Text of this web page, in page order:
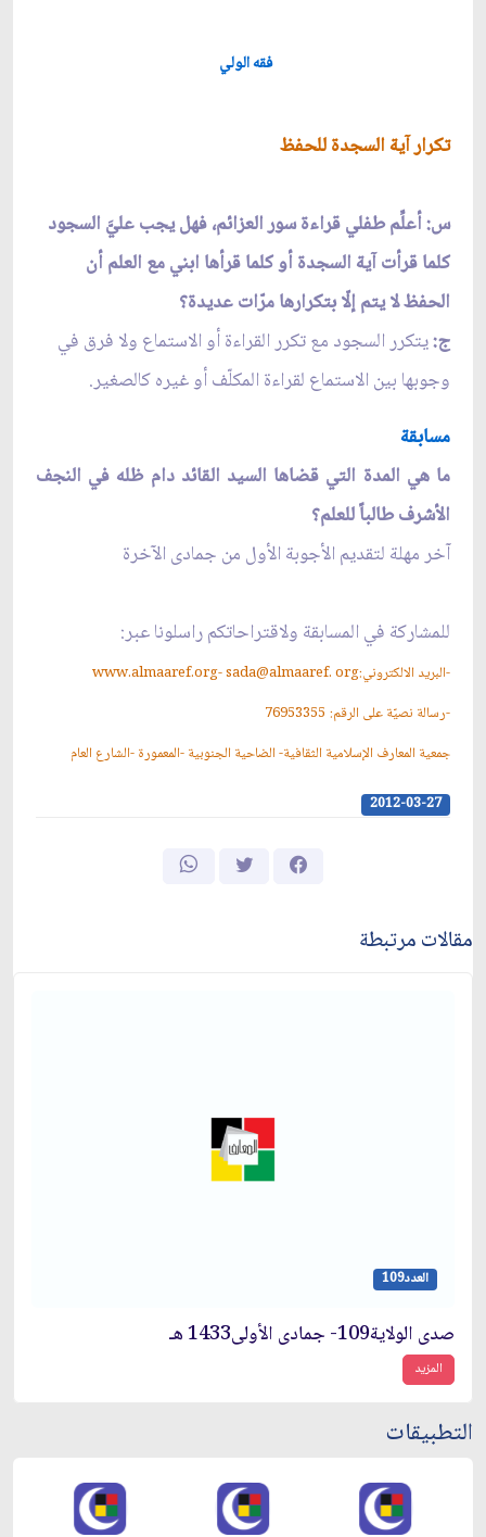
فقه الولي
تكرار آية السجدة للحفظ
س: أعلِّم طفلي قراءة سور العزائم، فهل يجب عليَّ السجود
كلما قرأت آية السجدة أو كلما قرأها ابني مع العلم أن
الحفظ لا يتم إلّا بتكرارها مرّات عديدة؟
ج:يتكرر السجود مع تكرر القراءة أو الاستماع ولا فرق في
وجوبها بين الاستماع لقراءة المكلّف أو غيره كالصغير.
مسابقة
ما هي المدة التي قضاها السيد القائد دام ظله في النجف
الأشرف طالباً للعلم؟
آخر مهلة لتقديم الأجوبة الأول من جمادى الآخرة
للمشاركة في المسابقة ولاقتراحاتكم راسلونا عبر:
-البريدالالكتروني:www.almaaref.org- sada@almaaref. org
-رسالة نصيّةعلىالرقم: 76953355
جمعيةالمعارف الإسلامية الثقافية- الضاحية الجنوبية -المعمورة -الشارع العام
2012-03-27
مقالات مرتبطة
العدد109
صدى الولاية109- جمادى الأولى1433 هـ
المزيد
التطبيقات